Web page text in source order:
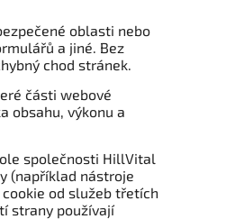
oblasti nebo
a jiné. Bez
chod stránek.
části webové
obsahu, výkonu a
společnosti HillVital
(například nástroje
od služeb třetích
strany používají